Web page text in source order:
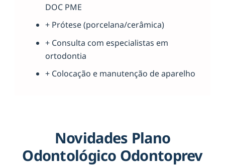
DOC PME
+ Prótese (porcelana/cerâmica)
+ Consulta com especialistas em
ortodontia
+ Colocação e manutenção de aparelho
Novidades Plano
Odontológico Odontoprev